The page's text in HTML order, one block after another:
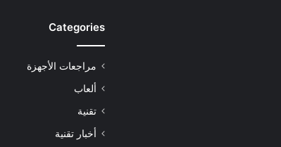
Categories
مراجعات الأجهزة
ألعاب
تقنية
أخبار تقنية